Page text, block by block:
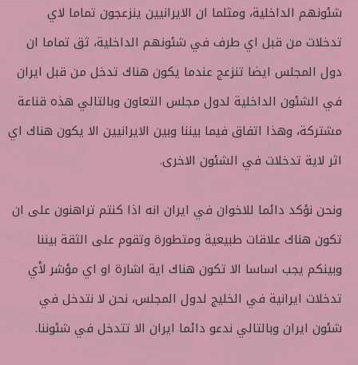
شئونهم الداخلية، ومثلما ان الايرانيين ينزعجون تماما لاي
تدخلات من قبل اي طرف في شئونهم الداخلية، ثق تماما ان
دول المجلس ايضا تنزعج عندما يكون هناك تدخل من قبل ايران
في الشئون الداخلية لدول مجلس التعاون وبالتالي هذه قناعة
مشتركة، وهذا اتفاق فيما بيننا وبين الايرانيين الا يكون هناك اي
اثر لاية تدخلات في الشئون الاخرى.
ونحن نؤكد دائما للاخوان في ايران انه اذا كنتم تراهنون على ان
تكون هناك علاقات طبيعية ومتطورة وتقوم على الثقة بيننا
وبينكم يجب اساسا الا تكون هناك اية اشارة او اي مؤشر لأي
تدخلات ايرانية في الخليج لدول المجلس، نحن لا نتدخل في
شئون ايران وبالتالي ندعو دائما ايران الا تتدخل في شئوننا.